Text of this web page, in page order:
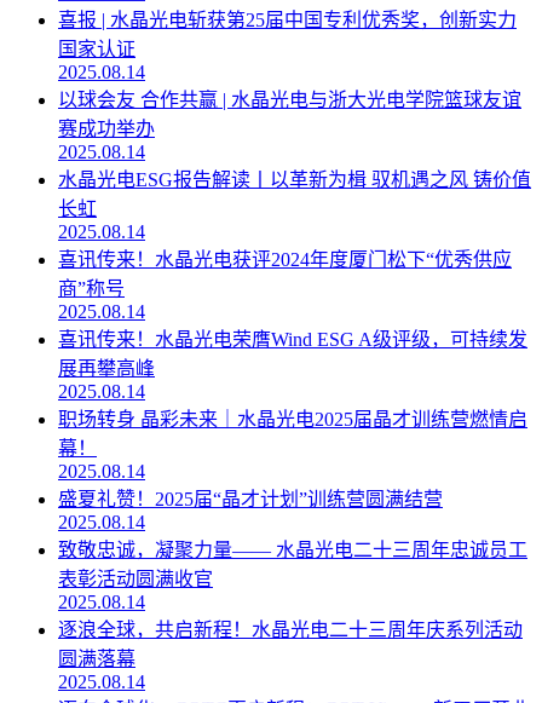
喜报 | 水晶光电斩获第25届中国专利优秀奖，创新实力
国家认证
2025.08.14
以球会友 合作共赢 | 水晶光电与浙大光电学院篮球友谊
赛成功举办
2025.08.14
水晶光电ESG报告解读丨以革新为楫 驭机遇之风 铸价值
长虹
2025.08.14
喜讯传来！水晶光电获评2024年度厦门松下“优秀供应
商”称号
2025.08.14
喜讯传来！水晶光电荣膺Wind ESG A级评级，可持续发
展再攀高峰
2025.08.14
职场转身 晶彩未来｜水晶光电2025届晶才训练营燃情启
幕！
2025.08.14
盛夏礼赞！2025届“晶才计划”训练营圆满结营
2025.08.14
致敬忠诚，凝聚力量—— 水晶光电二十三周年忠诚员工
表彰活动圆满收官
2025.08.14
逐浪全球，共启新程！水晶光电二十三周年庆系列活动
圆满落幕
2025.08.14